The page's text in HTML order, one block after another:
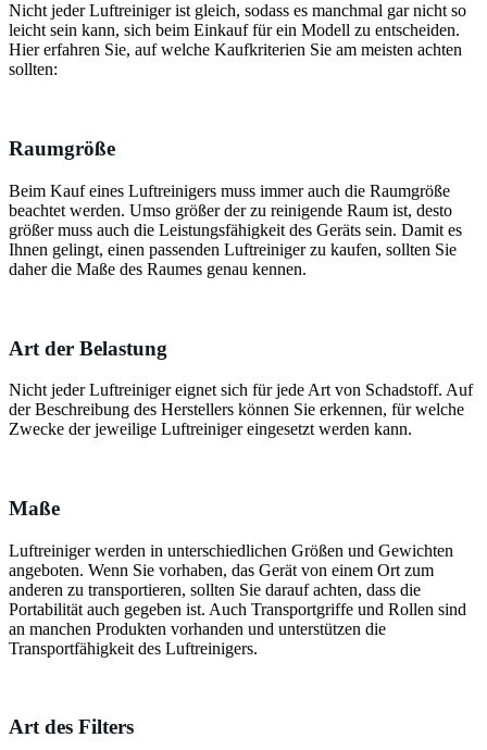
Nicht jeder Luftreiniger ist gleich, sodass es manchmal gar nicht so
leicht sein kann, sich beim Einkauf für ein Modell zu entscheiden.
Hier erfahren Sie, auf welche Kaufkriterien Sie am meisten achten
sollten:
Raumgröße
Beim Kauf eines Luftreinigers muss immer auch die Raumgröße
beachtet werden. Umso größer der zu reinigende Raum ist, desto
größer muss auch die Leistungsfähigkeit des Geräts sein. Damit es
Ihnen gelingt, einen passenden Luftreiniger zu kaufen, sollten Sie
daher die Maße des Raumes genau kennen.
Art der Belastung
Nicht jeder Luftreiniger eignet sich für jede Art von Schadstoff. Auf
der Beschreibung des Herstellers können Sie erkennen, für welche
Zwecke der jeweilige Luftreiniger eingesetzt werden kann.
Maße
Luftreiniger werden in unterschiedlichen Größen und Gewichten
angeboten. Wenn Sie vorhaben, das Gerät von einem Ort zum
anderen zu transportieren, sollten Sie darauf achten, dass die
Portabilität auch gegeben ist. Auch Transportgriffe und Rollen sind
an manchen Produkten vorhanden und unterstützen die
Transportfähigkeit des Luftreinigers.
Art des Filters